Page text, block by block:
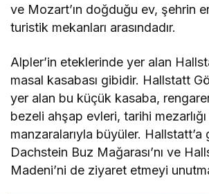
ve Mozart’ın doğduğu ev, şehrin
turistik mekanları arasındadır.
Alpler’in eteklerinde yer alan
masal kasabası gibidir. Hallstatt
yer alan bu küçük kasaba,
bezeli ahşap evleri, tarihi
manzaralarıyla büyüler. Hallstatt’a
Dachstein Buz Mağarası’nı ve
Madeni’ni de ziyaret etmeyi